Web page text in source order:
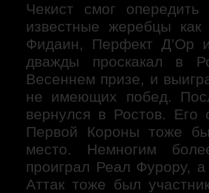
Чекист смог
известные жеребцы
Фидаин, Перфект Д’Ор
дважды проскакал в
Весеннем призе, и
не имеющих побед.
вернулся в Ростов. Его
Первой Короны тоже
место. Немногим
проиграл Реал Фурору,
Аттак тоже был